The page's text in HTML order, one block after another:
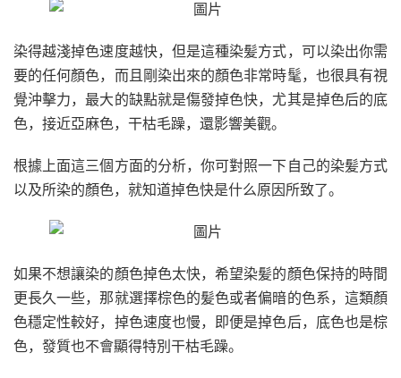
染得越淺掉色速度越快，但是這種染髪方式，可以染出你需
要的任何顏色，而且剛染出來的顏色非常時髦，也很具有視
覺沖擊力，最大的缺點就是傷發掉色快，尤其是掉色后的底
色，接近亞麻色，干枯毛躁，還影響美觀。
根據上面這三個方面的分析，你可對照一下自己的染髪方式
以及所染的顏色，就知道掉色快是什么原因所致了。
如果不想讓染的顏色掉色太快，希望染髪的顏色保持的時間
更長久一些，那就選擇棕色的髪色或者偏暗的色系，這類顏
色穩定性較好，掉色速度也慢，即便是掉色后，底色也是棕
色，發質也不會顯得特別干枯毛躁。